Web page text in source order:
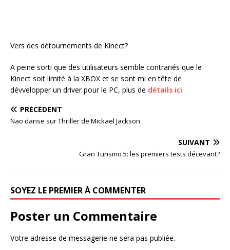
Vers des détournements de Kinect?
A peine sorti que des utilisateurs semble contrariés que le
Kinect soit limité à la XBOX et se sont mi en tête de
dévvelopper un driver pour le PC, plus de détails ici
PRÉCÉDENT
Nao danse sur Thriller de Mickael Jackson
SUIVANT
Gran Turismo 5: les premiers tests décevant?
SOYEZ LE PREMIER À COMMENTER
Poster un Commentaire
Votre adresse de messagerie ne sera pas publiée.